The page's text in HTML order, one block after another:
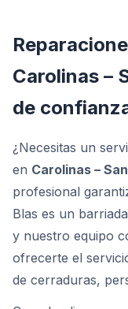
Carolinas –
de
¿Necesitas un
en Carolinas –
profesional
Blas es un
y nuestro equipo
ofrecerte el
de cerraduras,